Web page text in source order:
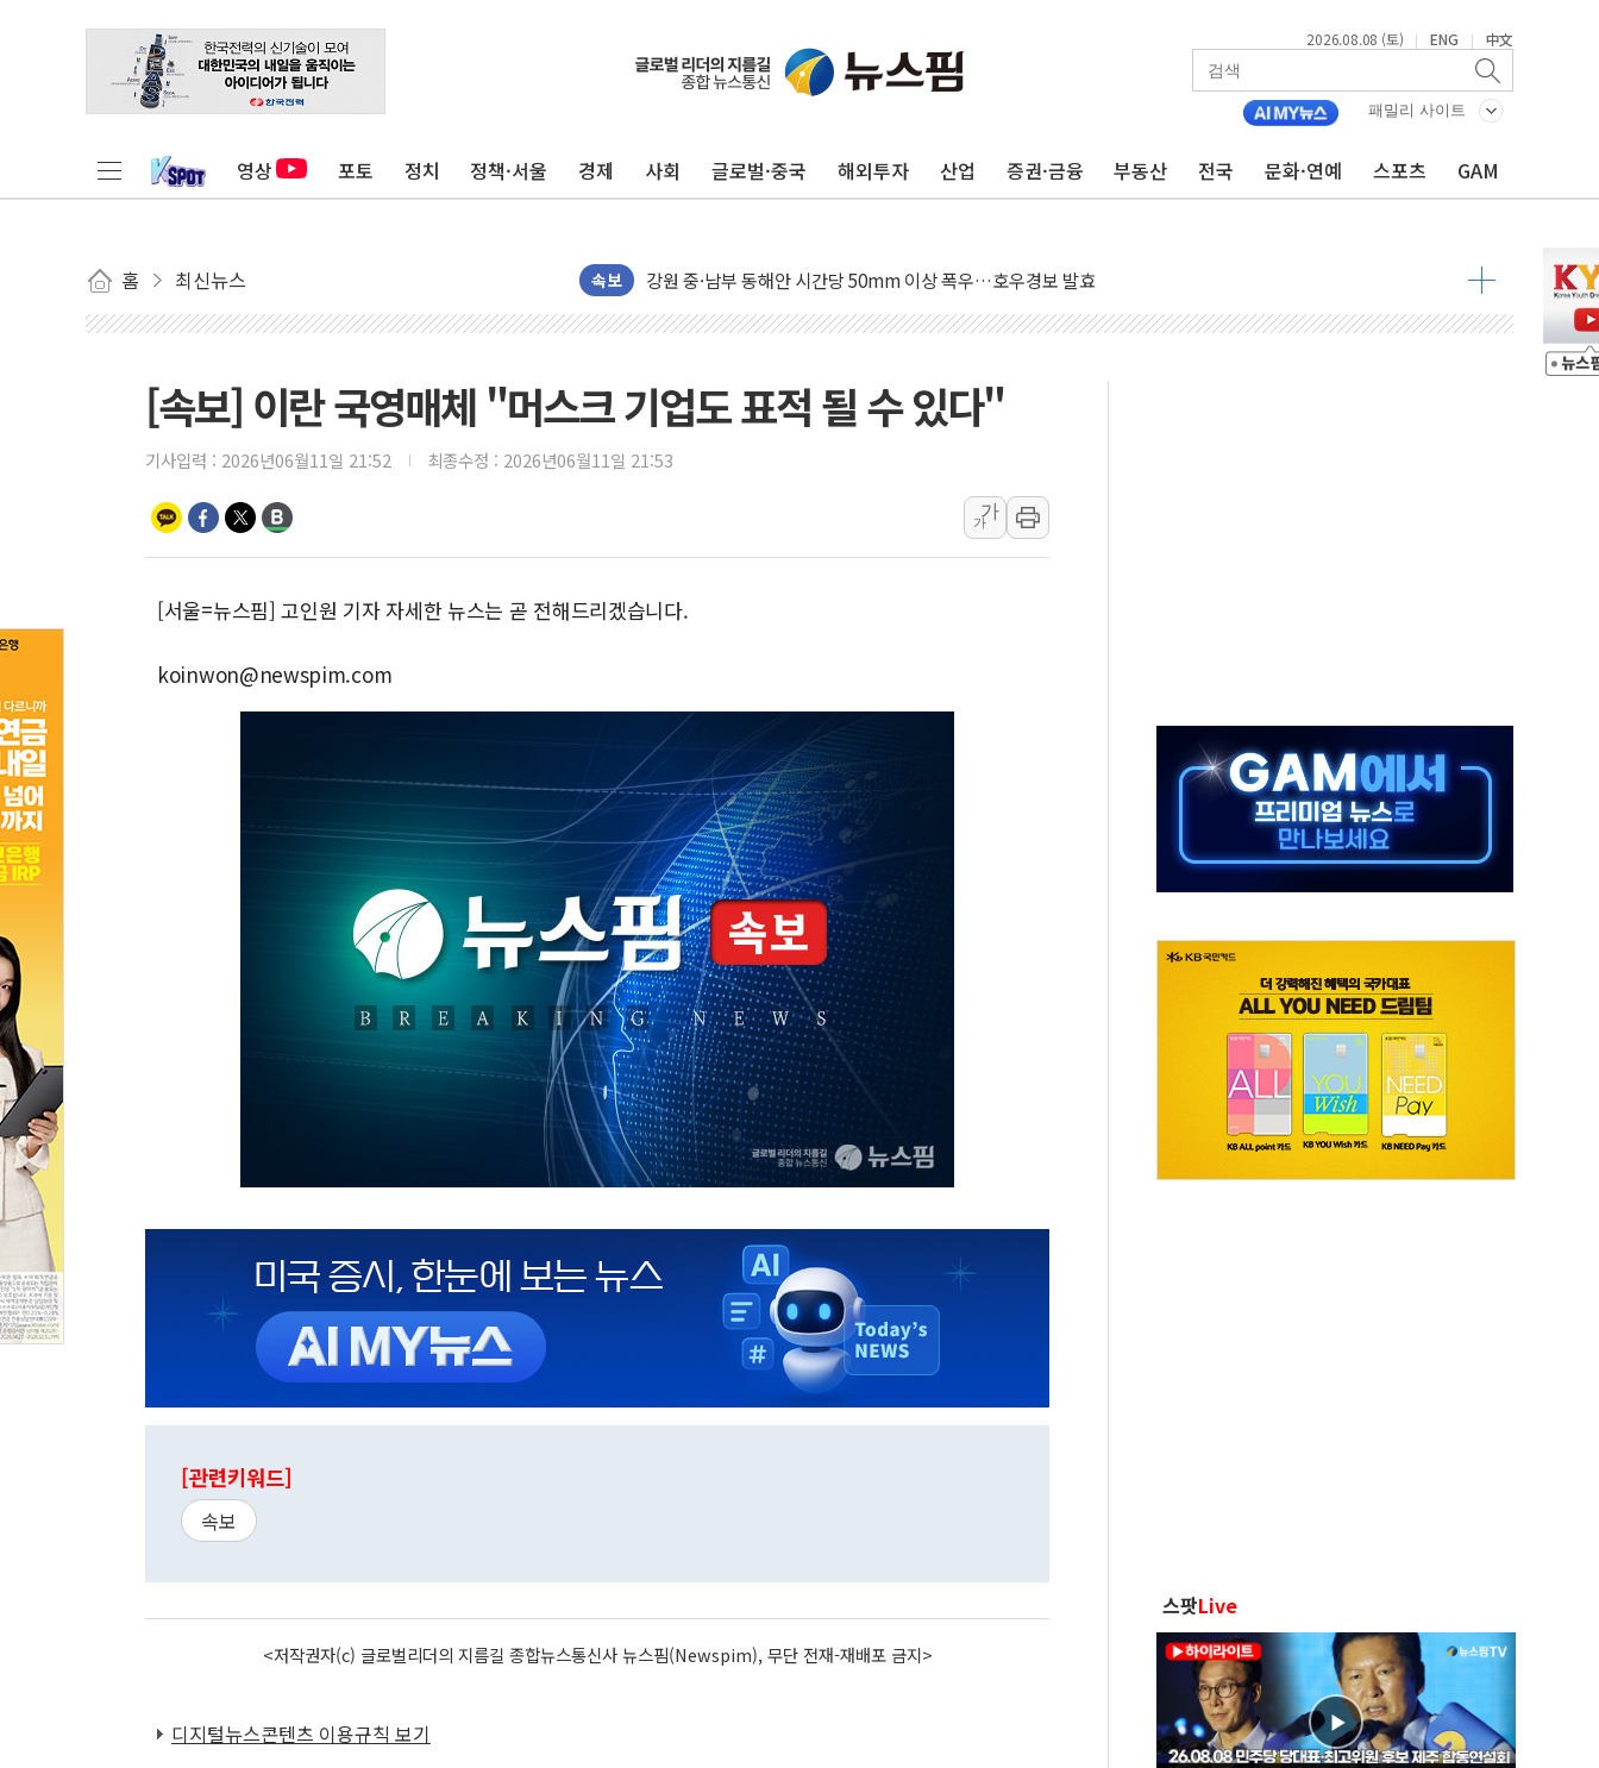
2026.08.08 (토) | ENG | 中文
패밀리 사이트
영상 포토 정치 정책·서울 경제 사회 글로벌·중국 해외투자 산업 증권·금융 부동산 전국 문화·연예 스포츠 GAM
홈 최신뉴스 속보
동해중부 전 해상 풍랑주의보…10일까지 최대 3.5m 높은 물결
연일 폭염에 온열질환 사망 23명…정부, 비상대응기구 가동
인제 용대리 계곡서 수위 상승으로 피서객 7명 고립…전원 구조
동해시, 11~14일 '별똥별 멍' 운영…페르세우스 유성우 관측
청양 밭에서 일하던 90대 숨져…온열질환 여부 조사
폭염에 車 운전면허 기능시험 오전 집중 편성…체감온도 38도 넘으면 중단
'호우 특보' 경북 울진 시간당 20~30mm 강한 비...가뭄 해소될 듯
주말 무더위·열대야 지속…내륙 곳곳 소나기
오세훈 "용산공원 주택 검토, 민주당 스스로 원칙 뒤집는 것"
충북 주말 무더위 지속…청주·진천 35도, 곳곳 소나기
10월 보완수사권 폐지·공소청 출범…피해자들 '범죄 사각지대' 우려
한상협, 업계 개인정보 보안 새판 짠다…'자율규제단체' 타진
민주당, 오늘 제주·인천 경선 발표...김민석 '재역전' vs 정청래 '격차 확대'
유럽증시, 美 고용 예상 밖 부진에 연준 금리 인상 가능성 낮아지며 상승… STOXX 600 지수는 나흘 연속 최고치
미 연준 매파 기세 꺾이나…고용 감소에 9월 동결 전망 우세
[속보] 이란 국영매체 "머스크 기업도 표적 될 수 있다"
기사입력 : 2026년06월11일 21:52 최종수정 : 2026년06월11일 21:53
가
가
[서울=뉴스핌] 고인원 기자 자세한 뉴스는 곧 전해드리겠습니다.
koinwon@newspim.com
[관련키워드]
속보
<저작권자(c) 글로벌리더의 지름길 종합뉴스통신사 뉴스핌(Newspim), 무단 전재-재배포 금지>
디지털뉴스콘텐츠 이용규칙 보기
스팟Live